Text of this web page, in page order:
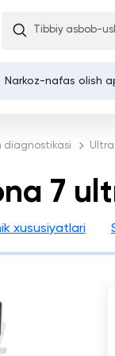
Tibbiy asbob-
Narkoz-nafas olish
diagnostikasi
7 ultratovush
7
xususiyatlari